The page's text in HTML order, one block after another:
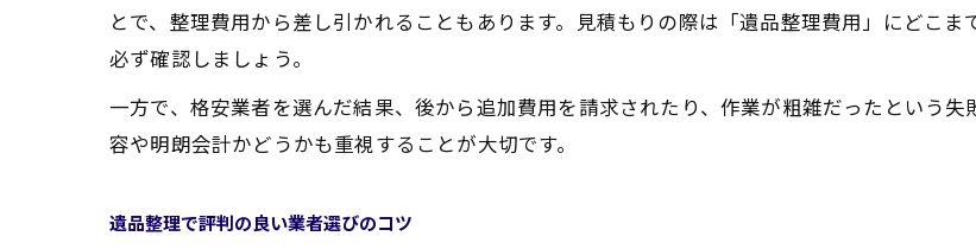
安全かつ納得できる遺品整理を実現するコツ
東京エリア遺品整理で納得のサービスを
とで、整理費用から差し引かれることもあります。見積もりの際は「遺品整理費用」にどこ
必ず確認しましょう。
一方で、格安業者を選んだ結果、後から追加費用を請求されたり、作業が粗雑だったという
容や明朗会計かどうかも重視することが大切です。
遺品整理で評判の良い業者選びのコツ